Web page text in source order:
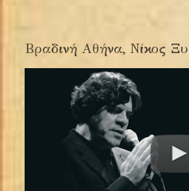
Βραδινή Αθήνα, Νίκος